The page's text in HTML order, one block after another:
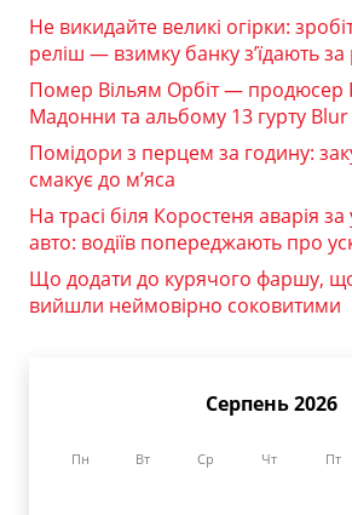
Не викидайте великі огірки:
реліш — взимку банку з’їдають за
Помер Вільям Орбіт — продюсер
Мадонни та альбому 13 гурту Blur
Помідори з перцем за годину:
смакує до м’яса
На трасі біля Коростеня аварія
авто: водіїв попереджають про
Що додати до курячого фаршу,
вийшли неймовірно соковитими
Серпень 2026
Пн Вт Ср Чт Пт